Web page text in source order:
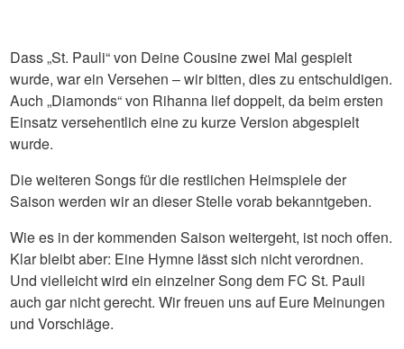
Dass „St. Pauli“ von Deine Cousine zwei Mal gespielt
wurde, war ein Versehen – wir bitten, dies zu entschuldigen.
Auch „Diamonds“ von Rihanna lief doppelt, da beim ersten
Einsatz versehentlich eine zu kurze Version abgespielt
wurde.
Die weiteren Songs für die restlichen Heimspiele der
Saison werden wir an dieser Stelle vorab bekanntgeben.
Wie es in der kommenden Saison weitergeht, ist noch offen.
Klar bleibt aber: Eine Hymne lässt sich nicht verordnen.
Und vielleicht wird ein einzelner Song dem FC St. Pauli
auch gar nicht gerecht. Wir freuen uns auf Eure Meinungen
und Vorschläge.